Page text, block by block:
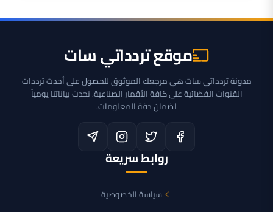
موقع تردداتي سات
مدونة تردداتي سات هي مرجعك الموثوق للحصول على أحدث ترددات
القنوات الفضائية على كافة الأقمار الصناعية، نحدث بياناتنا يومياً
لضمان دقة المعلومات.
روابط سريعة
سياسة الخصوصية